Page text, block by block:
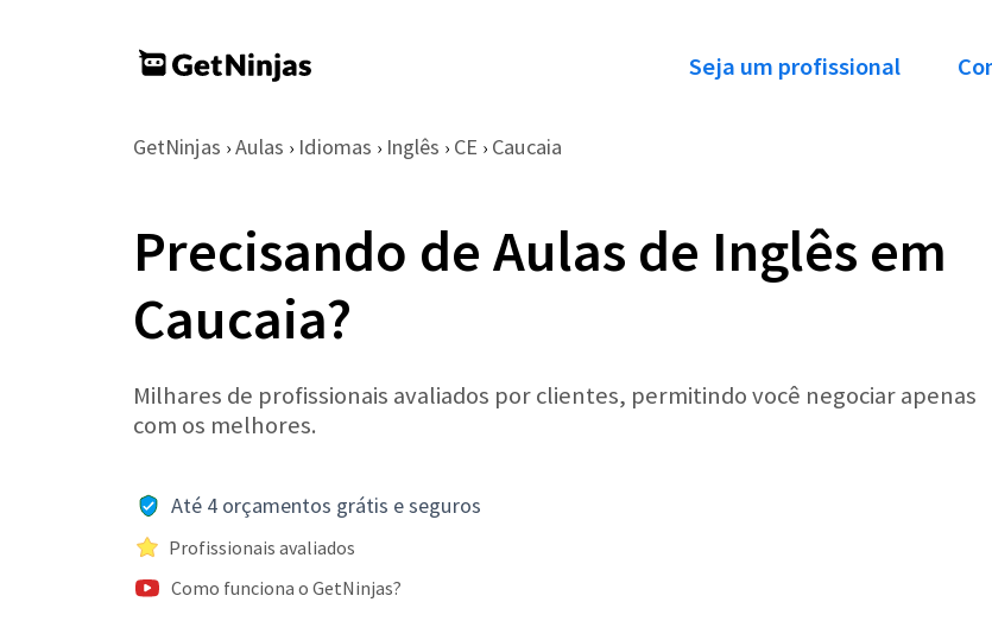
Seja um profissional
GetNinjas › Aulas › Idiomas › Inglês › CE › Caucaia
Precisando de Aulas de Inglês em
Caucaia?
Milhares de profissionais avaliados por clientes, permitindo você negociar apenas
com os melhores.
Até 4 orçamentos grátis e seguros
Profissionais avaliados
Como funciona o GetNinjas?